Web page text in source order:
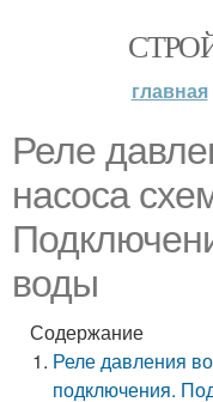
главная
Реле
насоса
воды
Содержание
Реле давления
подключения.